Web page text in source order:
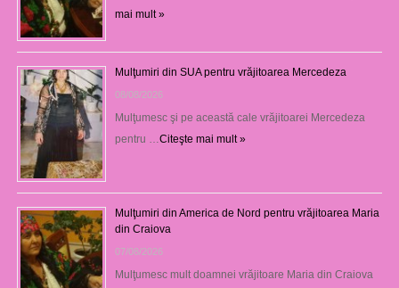
mai mult »
Mulţumiri din SUA pentru vrăjitoarea Mercedeza
08/08/2026
Mulţumesc şi pe această cale vrăjitoarei Mercedeza
pentru … Citeşte mai mult »
Mulţumiri din America de Nord pentru vrăjitoarea Maria
din Craiova
07/08/2026
Mulţumesc mult doamnei vrăjitoare Maria din Craiova